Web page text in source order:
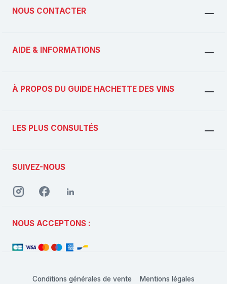
NOUS CONTACTER
AIDE & INFORMATIONS
À PROPOS DU GUIDE HACHETTE DES VINS
LES PLUS CONSULTÉS
SUIVEZ-NOUS
NOUS ACCEPTONS :
Conditions générales de vente Mentions légales